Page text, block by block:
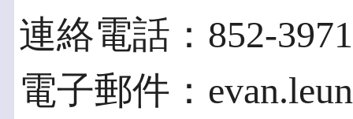
連絡電話：852-
電子郵件：